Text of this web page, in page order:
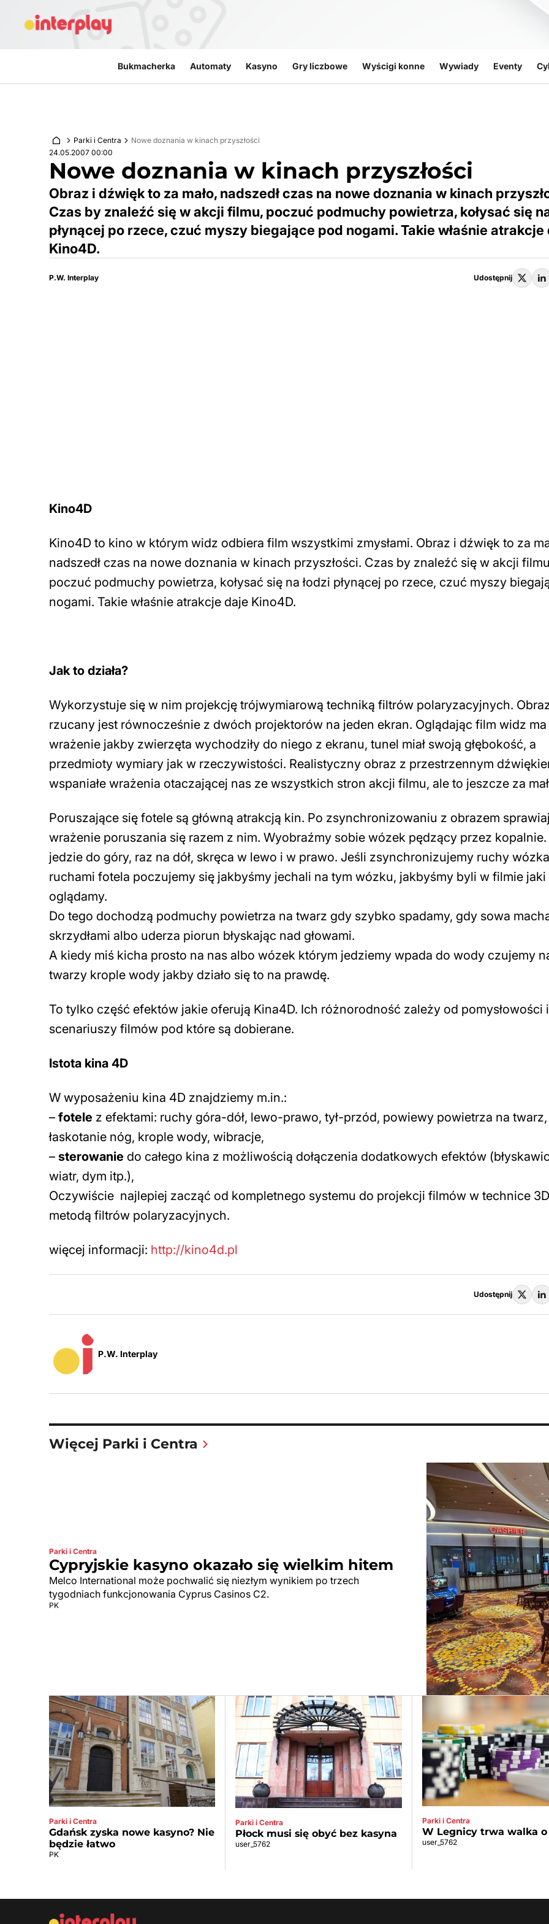
Bukmacherka Automaty Kasyno Gry liczbowe Wyścigi konne Wywiady Eventy
Parki i Centra
Nowe doznania w kinach przyszłości
24.05.2007 00:00
Nowe doznania w kinach przyszłości
Obraz i dźwięk to za mało, nadszedł czas na nowe doznania w kinach
Czas by znaleźć się w akcji filmu, poczuć podmuchy powietrza, kołysać się
płynącej po rzece, czuć myszy biegające pod nogami. Takie właśnie atrakcje
Kino4D.
P.W. Interplay Udostępnij
Kino4D
Kino4D to kino w którym widz odbiera film wszystkimi zmysłami. Obraz i dźwięk to za
nadszedł czas na nowe doznania w kinach przyszłości. Czas by znaleźć się w akcji
poczuć podmuchy powietrza, kołysać się na łodzi płynącej po rzece, czuć myszy
nogami. Takie właśnie atrakcje daje Kino4D.
Jak to działa?
Wykorzystuje się w nim projekcję trójwymiarową techniką filtrów polaryzacyjnych.
rzucany jest równocześnie z dwóch projektorów na jeden ekran. Oglądając film widz ma
wrażenie jakby zwierzęta wychodziły do niego z ekranu, tunel miał swoją głębokość, a
przedmioty wymiary jak w rzeczywistości. Realistyczny obraz z przestrzennym
wspaniałe wrażenia otaczającej nas ze wszystkich stron akcji filmu, ale to jeszcze za
Poruszające się fotele są główną atrakcją kin. Po zsynchronizowaniu z obrazem
wrażenie poruszania się razem z nim. Wyobraźmy sobie wózek pędzący przez kopalnie.
jedzie do góry, raz na dół, skręca w lewo i w prawo. Jeśli zsynchronizujemy ruchy
ruchami fotela poczujemy się jakbyśmy jechali na tym wózku, jakbyśmy byli w filmie jaki
oglądamy.
Do tego dochodzą podmuchy powietrza na twarz gdy szybko spadamy, gdy sowa
skrzydłami albo uderza piorun błyskając nad głowami.
A kiedy miś kicha prosto na nas albo wózek którym jedziemy wpada do wody czujemy
twarzy krople wody jakby działo się to na prawdę.
To tylko część efektów jakie oferują Kina4D. Ich różnorodność zależy od pomysłowości
scenariuszy filmów pod które są dobierane.
Istota kina 4D
W wyposażeniu kina 4D znajdziemy m.in.:
– fotele z efektami: ruchy góra-dół, lewo-prawo, tył-przód, powiewy powietrza na twarz,
łaskotanie nóg, krople wody, wibracje,
– sterowanie do całego kina z możliwością dołączenia dodatkowych efektów
wiatr, dym itp.),
Oczywiście najlepiej zacząć od kompletnego systemu do projekcji filmów w technice 3D
metodą filtrów polaryzacyjnych.
więcej informacji: http://kino4d.pl
Udostępnij
P.W. Interplay
Więcej Parki i Centra
Parki i Centra
Cypryjskie kasyno okazało się wielkim hitem
Melco International może pochwalić się niezłym wynikiem po trzech
tygodniach funkcjonowania Cyprus Casinos C2.
PK
Parki i Centra
Gdańsk zyska nowe kasyno? Nie
będzie łatwo
PK
Parki i Centra
Płock musi się obyć bez kasyna
user_5762
Parki i Centra
W Legnicy trwa walka o
user_5762